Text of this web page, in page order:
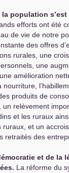
population
efforts ont été
de vie de notre
des offres
rurales, une
une
amélioration
produits de
un relèvement
et les ruraux
ruraux, et un
retraités des
et de la
La réforme du